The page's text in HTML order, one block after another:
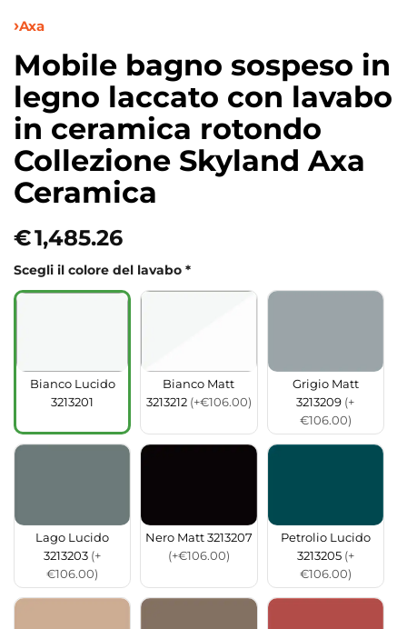
Axa
Mobile bagno sospeso in
legno laccato con lavabo
in ceramica rotondo
Collezione Skyland Axa
Ceramica
€1,485.26
Scegli il colore del lavabo *
Bianco Lucido
3213201
Bianco Matt
3213212 (+€106.00)
Grigio Matt
3213209 (+
€106.00)
Lago Lucido
3213203 (+
€106.00)
Nero Matt 3213207
(+€106.00)
Petrolio Lucido
3213205 (+
€106.00)